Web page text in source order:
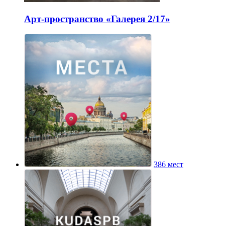
Арт-пространство «Галерея 2/17»
386 мест